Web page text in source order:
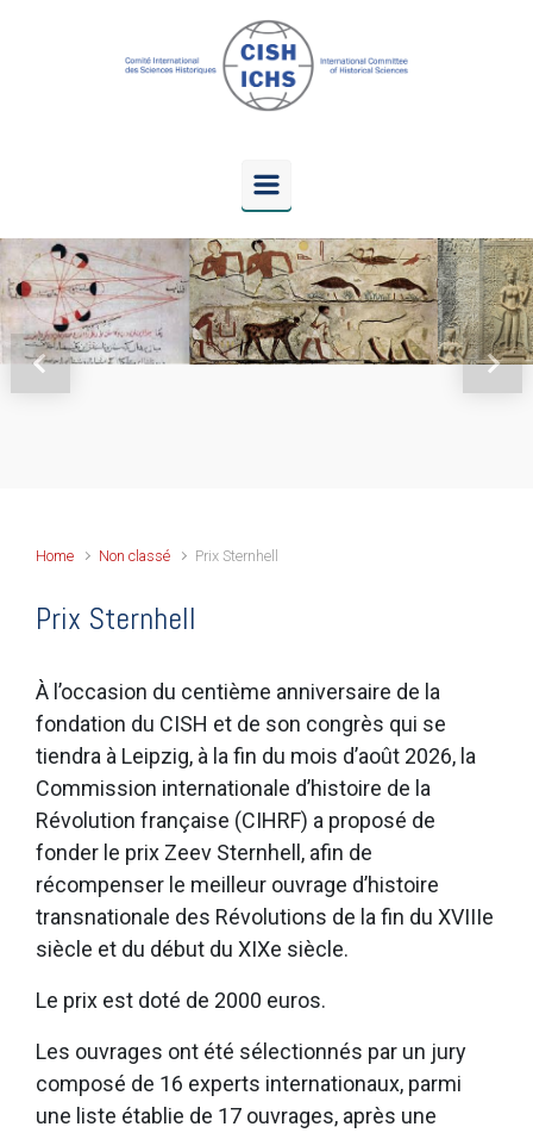
Previous Next
Home Non classé Prix Sternhell
Prix Sternhell
À l’occasion du centième anniversaire de la
fondation du CISH et de son congrès qui se
tiendra à Leipzig, à la fin du mois d’août 2026, la
Commission internationale d’histoire de la
Révolution française (CIHRF) a proposé de
fonder le prix Zeev Sternhell, afin de
récompenser le meilleur ouvrage d’histoire
transnationale des Révolutions de la fin du XVIIIe
siècle et du début du XIXe siècle.
Le prix est doté de 2000 euros.
Les ouvrages ont été sélectionnés par un jury
composé de 16 experts internationaux, parmi
une liste établie de 17 ouvrages, après une